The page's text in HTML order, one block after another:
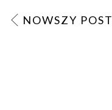
NOWSZY POST